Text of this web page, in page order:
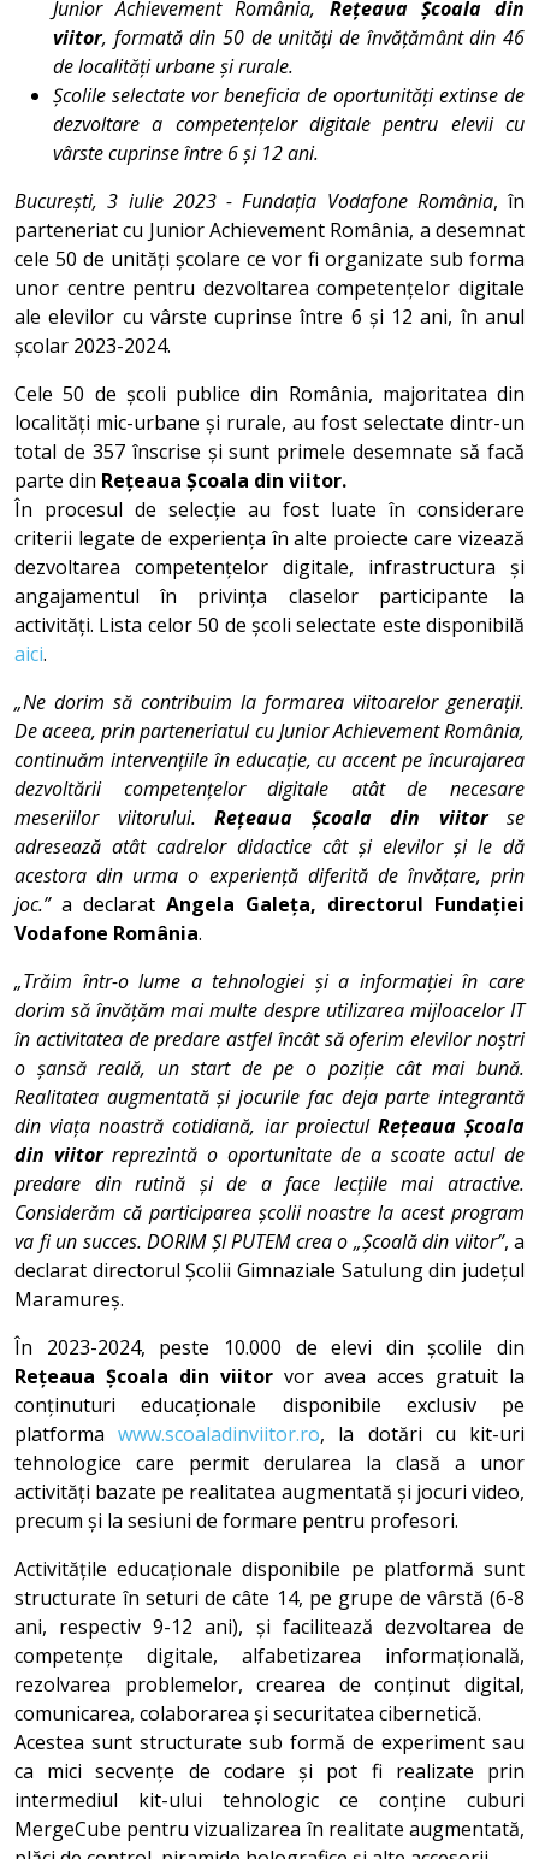
Junior Achievement România, Rețeaua Școala din
viitor, formată din 50 de unități de învățământ din 46
de localități urbane și rurale.
Școlile selectate vor beneficia de oportunități extinse de
dezvoltare a competențelor digitale pentru elevii cu
vârste cuprinse între 6 și 12 ani.
București, 3 iulie 2023 - Fundația Vodafone România, în
parteneriat cu Junior Achievement România, a desemnat
cele 50 de unități școlare ce vor fi organizate sub forma
unor centre pentru dezvoltarea competențelor digitale
ale elevilor cu vârste cuprinse între 6 și 12 ani, în anul
școlar 2023-2024.
Cele 50 de școli publice din România, majoritatea din
localități mic-urbane și rurale, au fost selectate dintr-un
total de 357 înscrise și sunt primele desemnate să facă
parte din Rețeaua Școala din viitor.
În procesul de selecție au fost luate în considerare
criterii legate de experiența în alte proiecte care vizează
dezvoltarea competențelor digitale, infrastructura și
angajamentul în privința claselor participante la
activități. Lista celor 50 de școli selectate este disponibilă
aici.
„Ne dorim să contribuim la formarea viitoarelor generații.
De aceea, prin parteneriatul cu Junior Achievement România,
continuăm intervențiile în educație, cu accent pe încurajarea
dezvoltării competențelor digitale atât de necesare
meseriilor viitorului. Rețeaua Școala din viitorse
adresează atât cadrelor didactice cât și elevilor și le dă
acestora din urma o experiență diferită de învățare, prin
joc.”a declarat Angela Galeța, directorul Fundației
Vodafone România.
„Trăim într-o lume a tehnologiei și a informației în care
dorim să învățăm mai multe despre utilizarea mijloacelor IT
în activitatea de predare astfel încât să oferim elevilor noștri
o șansă reală, un start de pe o poziție cât mai bună.
Realitatea augmentată și jocurile fac deja parte integrantă
din viața noastră cotidiană, iar proiectul Rețeaua Școala
din viitorreprezintă o oportunitate de a scoate actul de
predare din rutină și de a face lecțiile mai atractive.
Considerăm că participarea școlii noastre la acest program
va fi un succes. DORIM ȘI PUTEM crea o „Școală din viitor”, a
declarat directorul Școlii Gimnaziale Satulung din județul
Maramureș.
În 2023-2024, peste 10.000 de elevi din școlile din
Rețeaua Școala din viitorvor avea acces gratuit la
conținuturi educaționale disponibile exclusiv pe
platformawww.scoaladinviitor.ro, la dotări cu kit-uri
tehnologice care permit derularea la clasă a unor
activități bazate pe realitatea augmentată și jocuri video,
precum și la sesiuni de formare pentru profesori.
Activitățile educaționale disponibile pe platformă sunt
structurate în seturi de câte 14, pe grupe de vârstă (6-8
ani, respectiv 9-12 ani), și facilitează dezvoltarea de
competențe digitale, alfabetizarea informațională,
rezolvarea problemelor, crearea de conținut digital,
comunicarea, colaborarea și securitatea cibernetică.
Acestea sunt structurate sub formă de experiment sau
ca mici secvențe de codare și pot fi realizate prin
intermediul kit-ului tehnologic ce conține cuburi
MergeCube pentru vizualizarea în realitate augmentată,